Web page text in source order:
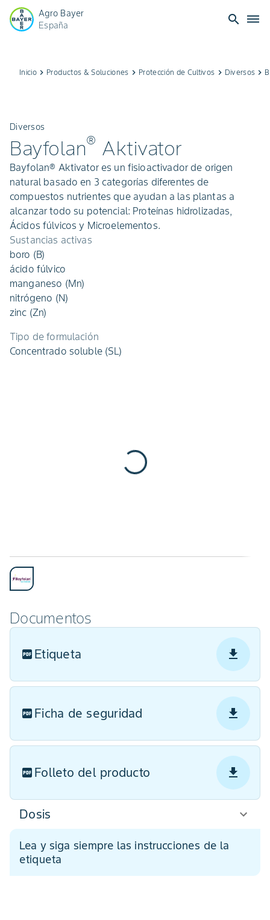
Agro Bayer
España
search dehaze
Inicio keyboard_arrow_right Productos & Soluciones keyboard_arrow_right Protección de Cultivos keyboard_arrow_right Diversos keyboard_arrow_right
Diversos
Bayfolan® Aktivator
Bayfolan® Aktivator es un fisioactivador de origen
natural basado en 3 categorías diferentes de
compuestos nutrientes que ayudan a las plantas a
alcanzar todo su potencial: Proteínas hidrolizadas,
Ácidos fúlvicos y Microelementos.
Sustancias activas
boro (B)
ácido fúlvico
manganeso (Mn)
nitrógeno (N)
zinc (Zn)
Tipo de formulación
Concentrado soluble (SL)
Documentos
Etiqueta
Ficha de seguridad
Folleto del producto
Dosis
Lea y siga siempre las instrucciones de la
etiqueta